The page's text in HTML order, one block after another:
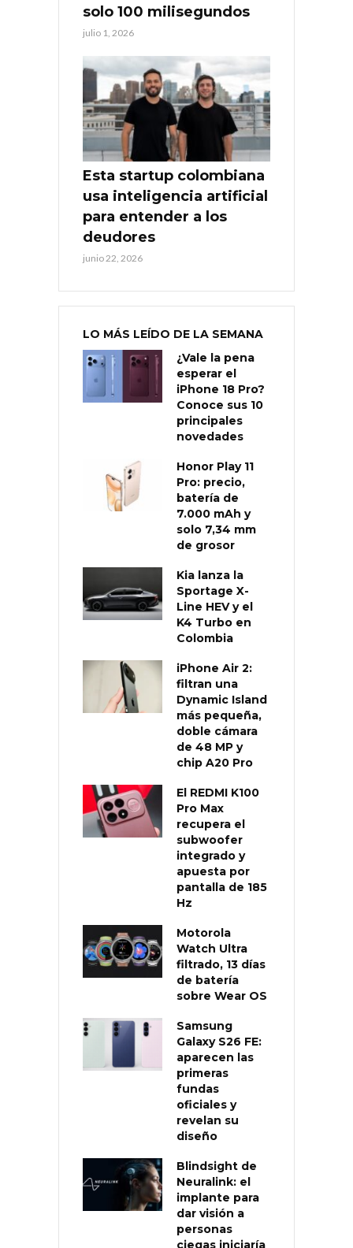
solo 100 milisegundos
julio 1, 2026
Esta startup colombiana
usa inteligencia artificial
para entender a los
deudores
junio 22, 2026
LO MÁS LEÍDO DE LA SEMANA
¿Vale la pena
esperar el
iPhone 18 Pro?
Conoce sus 10
principales
novedades
Honor Play 11
Pro: precio,
batería de
7.000 mAh y
solo 7,34 mm
de grosor
Kia lanza la
Sportage X-
Line HEV y el
K4 Turbo en
Colombia
iPhone Air 2:
filtran una
Dynamic Island
más pequeña,
doble cámara
de 48 MP y
chip A20 Pro
El REDMI K100
Pro Max
recupera el
subwoofer
integrado y
apuesta por
pantalla de 185
Hz
Motorola
Watch Ultra
filtrado, 13 días
de batería
sobre Wear OS
Samsung
Galaxy S26 FE:
aparecen las
primeras
fundas
oficiales y
revelan su
diseño
Blindsight de
Neuralink: el
implante para
dar visión a
personas
ciegas iniciaría